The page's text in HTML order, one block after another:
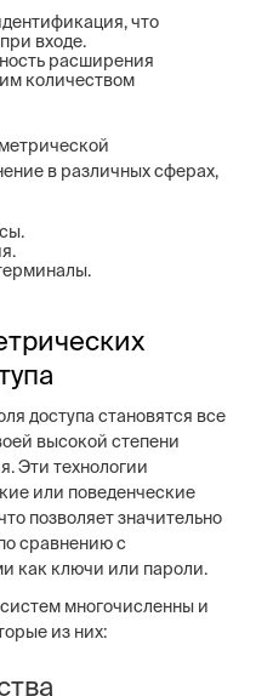
что
входе.
расширения
количеством
в различных сферах,
доступа становятся все
высокой степени
Эти технологии
или поведенческие
позволяет значительно
сравнению с
как ключи или пароли.
многочисленны и
из них: